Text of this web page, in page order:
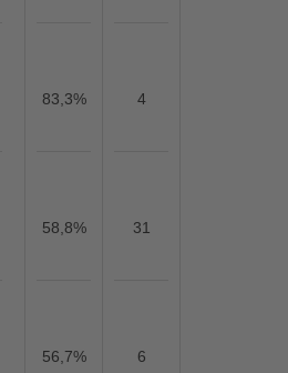
83,3% 4
58,8% 31
56,7% 6